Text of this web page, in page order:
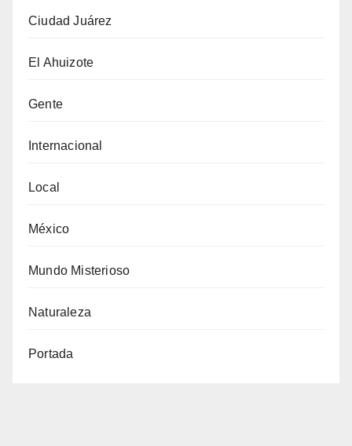
Ciudad Juárez
El Ahuizote
Gente
Internacional
Local
México
Mundo Misterioso
Naturaleza
Portada